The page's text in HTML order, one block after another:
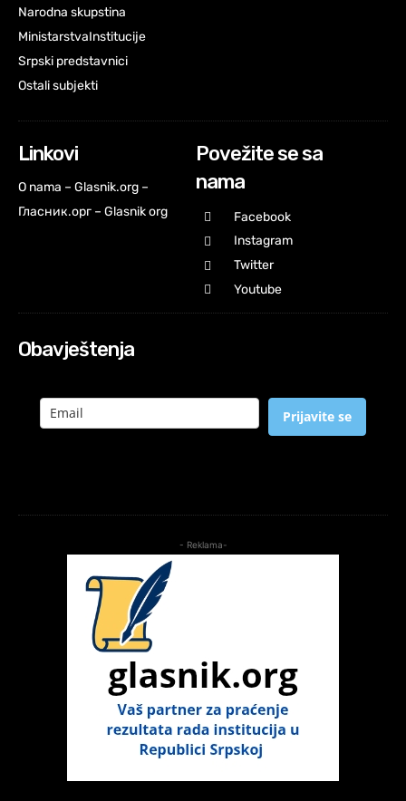
Narodna skupstina
MinistarstvaInstitucije
Srpski predstavnici
Ostali subjekti
Linkovi
O nama – Glasnik.org –
Гласник.орг – Glasnik org
Povežite se sa
nama
Facebook
Instagram
Twitter
Youtube
Obavještenja
Prijavite se
- Reklama-